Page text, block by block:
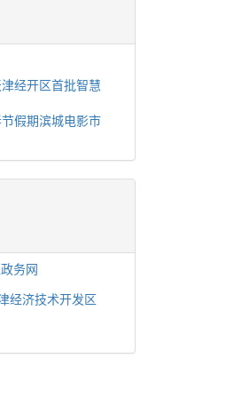
经开区首批智慧
假期滨城电影市
务网
经济技术开发区